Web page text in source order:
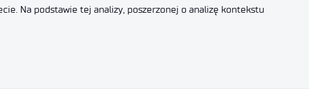
Na podstawie tej analizy, poszerzonej o analizę kontekstu